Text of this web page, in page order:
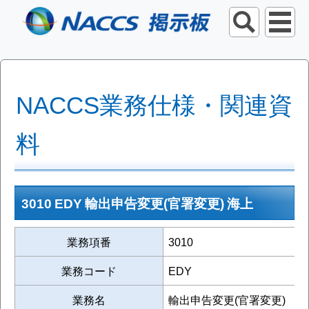
NACCS業務仕様・関連資
料
3010 EDY 輸出申告変更(官署変更) 海上
業務項番
3010
業務コード
EDY
業務名
輸出申告変更(官署変更)